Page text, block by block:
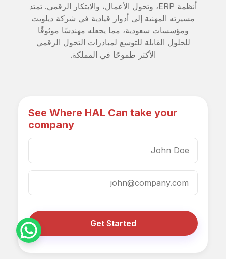
أنظمة ERP، وتحول الأعمال، والابتكار الرقمي. تمتد
مسيرته المهنية إلى أدوار قيادية في شركة ديلويت
ومؤسسات سعودية، مما يجعله مهندسًا موثوقًا
للحلول القابلة للتوسع لمبادرات التحول الرقمي
الأكثر طموحًا في المملكة.
See Where HAL Can take your
company
Get Started